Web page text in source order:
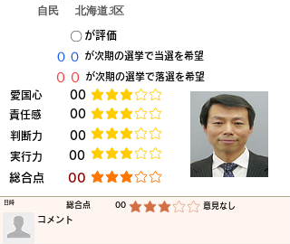
自民 北海道3区
​が評価
​が次期の選挙で当選を希望
​が次期の選挙で落選を希望
​愛国心 ​00 平均評価 3 /5
​責任感 ​00 平均評価 3 /5
​判断力 ​00 平均評価 3 /5
​実行力 ​00 平均評価 3 /5
​総合点 ​00 平均評価 3 /5
​〇​
​００
​００
​総合点 00 平均評価 3 /5 ​意見なし
​日時
​コメント